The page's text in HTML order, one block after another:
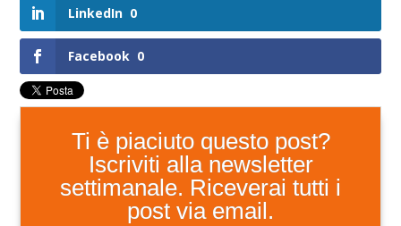
LinkedIn 0
Facebook 0
Ti è piaciuto questo post?
Iscriviti alla newsletter
settimanale. Riceverai tutti i
post via email.